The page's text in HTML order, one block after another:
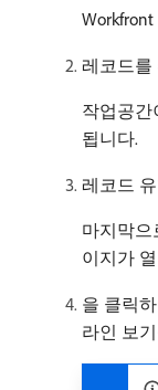
레코드를
작업공간
됩니다.
레코드
마지막으
이지가
을 클릭
라인 보